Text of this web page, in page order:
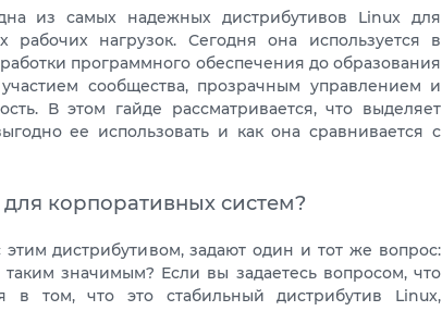
из самых надежных дистрибутивов Linux для
нагрузок. Сегодня она используется в
программного обеспечения до образования
сообщества, прозрачным управлением и
В этом гайде рассматривается, что выделяет
ее использовать и как она сравнивается с
корпоративных систем?
дистрибутивом, задают один и тот же вопрос:
значимым? Если вы задаетесь вопросом, что
в том, что это стабильный дистрибутив Linux,